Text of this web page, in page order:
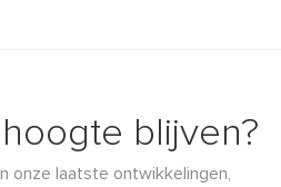
blijven?
onze laatste ontwikkelingen,